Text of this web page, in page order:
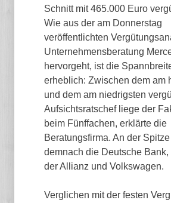
Schnitt mit 465.000 Euro
Wie aus der am Donnerstag
veröffentlichten
Unternehmensberatung
hervorgeht, ist die
erheblich: Zwischen dem am
und dem am niedrigsten
Aufsichtsratschef liege der
beim Fünffachen, erklärte die
Beratungsfirma. An der
demnach die Deutsche Bank,
der Allianz und Volkswagen.
Verglichen mit der festen